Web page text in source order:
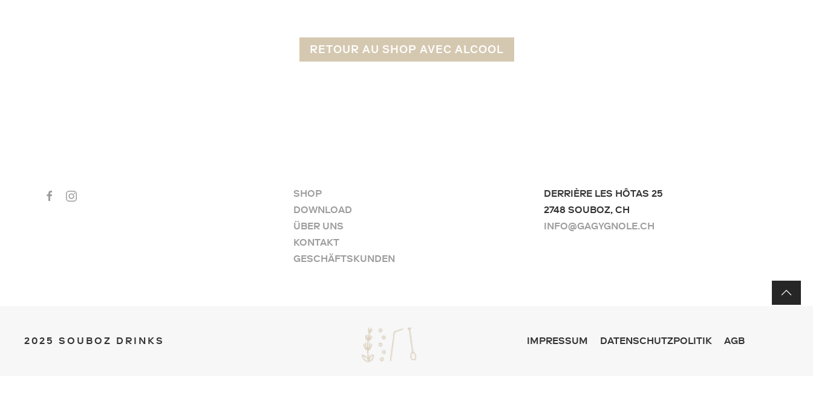
RETOUR AU SHOP AVEC ALCOOL
SHOP
DOWNLOAD
ÜBER UNS
KONTAKT
GESCHÄFTSKUNDEN
DERRIÈRE LES HÔTAS 25
2748 SOUBOZ, CH
INFO@GAGYGNOLE.CH
2025 SOUBOZ DRINKS IMPRESSUM DATENSCHUTZPOLITIK AGB